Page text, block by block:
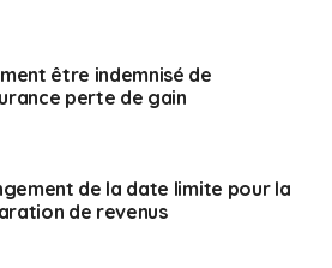
Suisse
être indemnisé de
perte de gain
de la date limite pour la
de revenus